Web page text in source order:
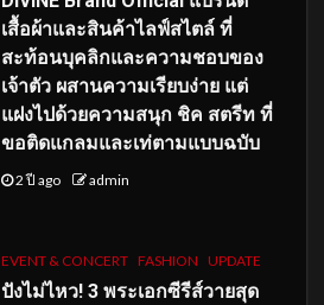
เสื้อผ้าและสินค้าไลฟ์สไตล์ ที่
สะท้อนบุคลิกและความชอบของ
เจ้าตัว ผสานความเรียบง่าย แต่
แฝงไปด้วยความสนุก ชิค สตรีท ที่
ขอติดแกลมและเท่ตามแบบฉบับ
2 ปี ago admin
EVENT & CONCERT FASHION UPDATE
ปังไม่ไหว! 3 พระเอกซีรีส์วายสุด